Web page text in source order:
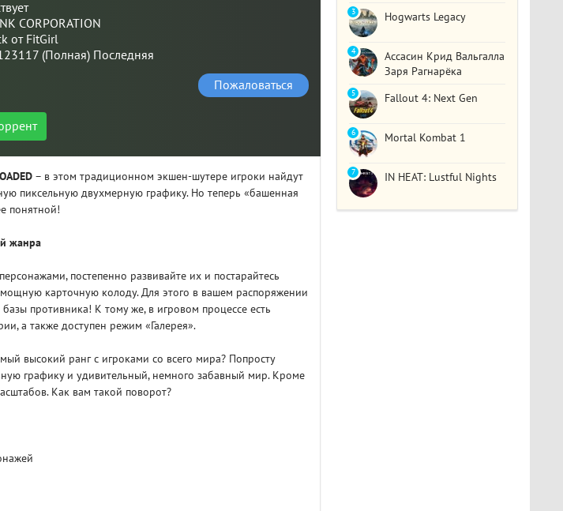
CORPORATION
от FitGirl
(Полная) Последняя
Пожаловаться
– в этом традиционном экшен-шутере игроки найдут
пиксельную двухмерную графику. Но теперь «башенная
понятной!
жанра
постепенно развивайте их и постарайтесь
мощную карточную колоду. Для этого в вашем распоряжении
противника! К тому же, в игровом процессе есть
а также доступен режим «Галерея».
высокий ранг с игроками со всего мира? Попросту
графику и удивительный, немного забавный мир. Кроме
Как вам такой поворот?
Hogwarts Legacy
3
Ассасин Крид Вальгалла
Заря Рагнарёка
4
Fallout 4: Next Gen
5
Mortal Kombat 1
6
IN HEAT: Lustful Nights
7